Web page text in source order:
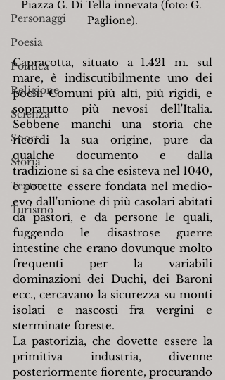
Personaggi
Poesia
Politica
Religione
Scienza
Sport
Storia
Teatro
Turismo
Piazza G. Di Tella innevata (foto: G.
Paglione).
Capracotta, situato a 1.421 m. sul
mare, è indiscutibilmente uno dei
pochi Comuni più alti, più rigidi, e
sopratutto più nevosi dell'Italia.
Sebbene manchi una storia che
ricordi la sua origine, pure da
qualche documento e dalla
tradizione si sa che esisteva nel 1040,
e potette essere fondata nel medio-
evo dall'unione di più casolari abitati
da pastori, e da persone le quali,
fuggendo le disastrose guerre
intestine che erano dovunque molto
frequenti per la variabili
dominazioni dei Duchi, dei Baroni
ecc., cercavano la sicurezza su monti
isolati e nascosti fra vergini e
sterminate foreste.
La pastorizia, che dovette essere la
primitiva industria, divenne
posteriormente fiorente, procurando